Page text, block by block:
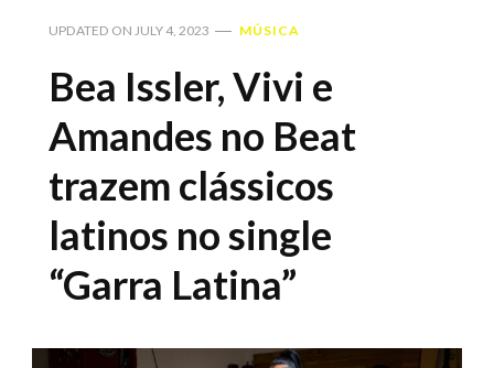
UPDATED ON JULY 4, 2023 MÚSICA
Bea Issler, Vivi e
Amandes no Beat
trazem clássicos
latinos no single
“Garra Latina”